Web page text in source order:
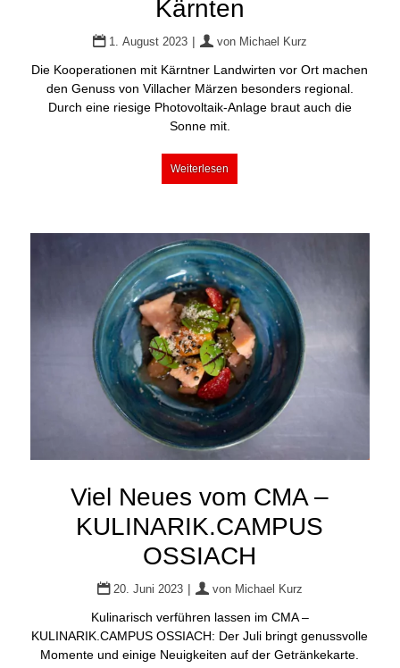
Kärnten
1. August 2023 | von Michael Kurz
Die Kooperationen mit Kärntner Landwirten vor Ort machen
den Genuss von Villacher Märzen besonders regional.
Durch eine riesige Photovoltaik-Anlage braut auch die
Sonne mit.
Weiterlesen
Viel Neues vom CMA –
KULINARIK.CAMPUS
OSSIACH
20. Juni 2023 | von Michael Kurz
Kulinarisch verführen lassen im CMA –
KULINARIK.CAMPUS OSSIACH: Der Juli bringt genussvolle
Momente und einige Neuigkeiten auf der Getränkekarte.